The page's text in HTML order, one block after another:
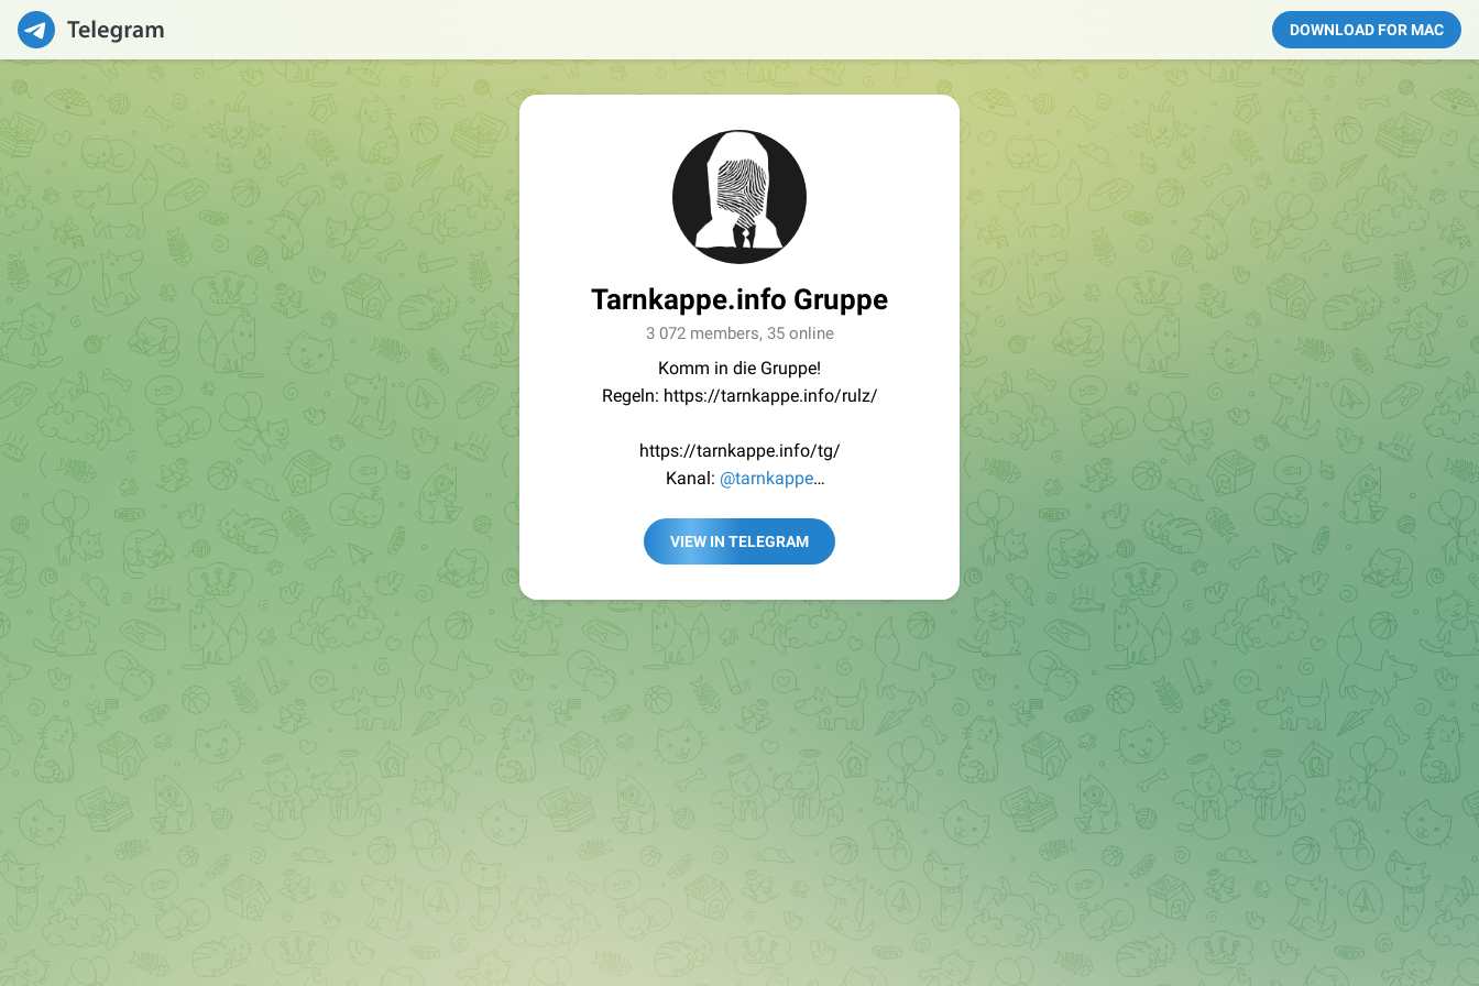
DOWNLOAD FOR MAC
Tarnkappe.info Gruppe
3 072 members, 35 online
Komm in die Gruppe!
Regeln: https://tarnkappe.info/rulz/
https://tarnkappe.info/tg/
Kanal: @tarnkappe
Best of:@bestoftarnkappe
VIEW IN TELEGRAM